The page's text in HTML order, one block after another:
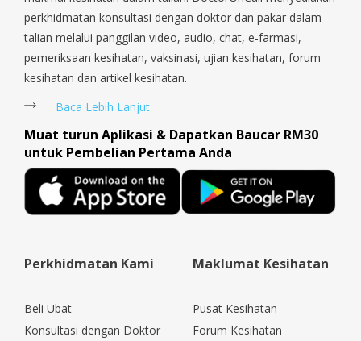
Coast, Yishun, Yio Chu Kang.
perkhidmatan konsultasi dengan doktor dan pakar dalam
talian melalui panggilan video, audio, chat, e-farmasi,
pemeriksaan kesihatan, vaksinasi, ujian kesihatan, forum
kesihatan dan artikel kesihatan.
Baca Lebih Lanjut
Muat turun Aplikasi & Dapatkan Baucar RM30
untuk Pembelian Pertama Anda
Perkhidmatan Kami
Beli Ubat
Konsultasi dengan Doktor
Maklumat Kesihatan
Pusat Kesihatan
Forum Kesihatan